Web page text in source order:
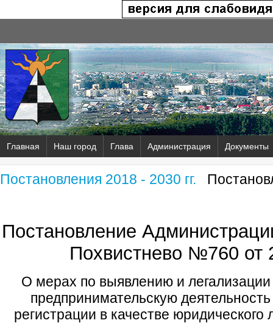
Главная Наш город Глава Администрация Документы
Постановления 2018 - 2030 гг.
Постановление
Похвистнево №760 от
О мерах по выявлению и
предпринимательскую
регистрации в качестве юридического